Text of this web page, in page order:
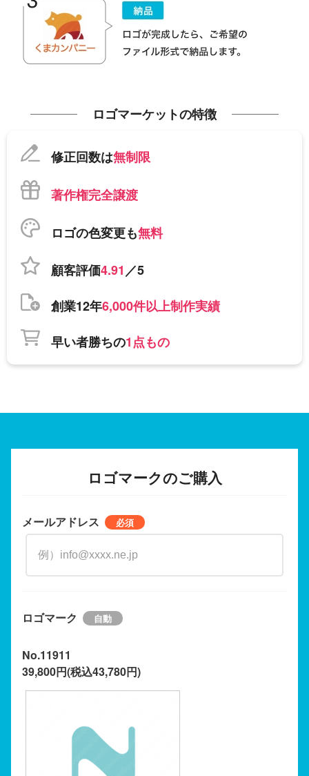
ロゴマーケットの特徴
修正回数は無制限
著作権完全譲渡
ロゴの色変更も無料
顧客評価4.91／5
創業12年6,000件以上制作実績
早い者勝ちの1点もの
ロゴマークのご購入
メールアドレス
ロゴマーク
No.11911
39,800円(税込43,780円)